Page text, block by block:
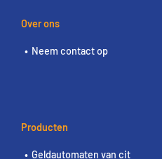
Over ons
Neem contact op
Producten
Geldautomaten van cit